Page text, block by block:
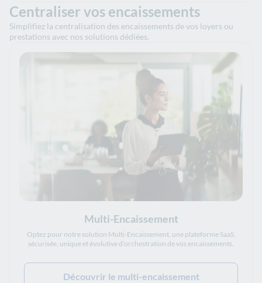
Centraliser vos encaissements
Simplifiez la centralisation des encaissements de vos loyers ou
prestations avec nos solutions dédiées.
Multi-Encaissement
Optez pour notre solution Multi-Encaissement, une plateforme SaaS,
sécurisée, unique et évolutive d’orchestration de vos encaissements.
Découvrir le multi-encaissement